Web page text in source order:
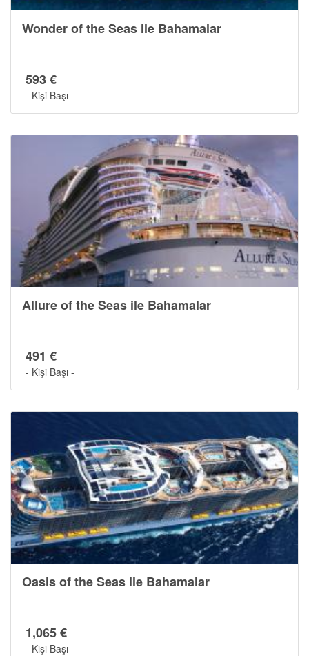
Son Kabinler
Wonder of the Seas ile Bahamalar
593 €
- Kişi Başı -
Allure of the Seas ile Bahamalar
491 €
- Kişi Başı -
Oasis of the Seas ile Bahamalar
1,065 €
- Kişi Başı -